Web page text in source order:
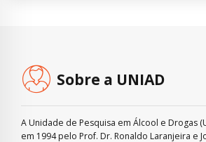
Sobre a UNIAD
A Unidade de Pesquisa em Álcool e Drogas
em 1994 pelo Prof. Dr. Ronaldo Laranjeira e